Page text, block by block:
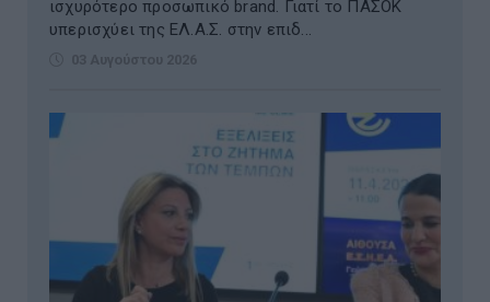
ισχυρότερο προσωπικό brand. Γιατί το ΠΑΣΟΚ
υπερισχύει της ΕΛ.Α.Σ. στην επιδ...